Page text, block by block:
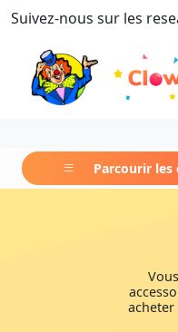
Suivez-nous sur les
Parcourir les